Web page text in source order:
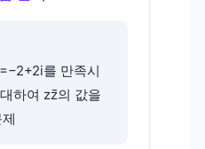
를 만족시
하여 zz̄의 값을